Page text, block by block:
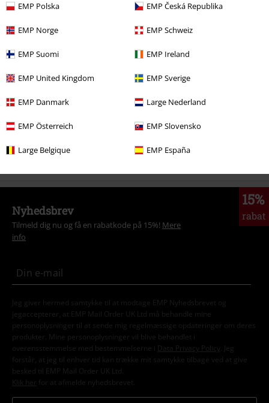
EMP Polska EMP Česká Republika
EMP Norge EMP Schweiz
EMP Suomi EMP Ireland
EMP United Kingdom EMP Sverige
EMP Danmark Large Nederland
EMP Österreich EMP Slovensko
Large Belgique EMP España
More categories. More options.
Herre Exclusive
Herre Tøj Jumpere & Cardigans Hættetrøjer
Herre Tøj Jumpere & Cardigans Pullovers & striktrøjer
Tema Horror
Tøj & accessories Sweatere med hætte
15%
rabat
Nyhedsbrev
Tilmeld dig nu og få en rabatkode på 15%! Mere
info
Jeg giver hermed samtykke til at modtage EMP Nyhedsbrevet og
jegaccepterer, at EMP Mail Order UK Ltd må behandle mine
personoplysninger til at sende mig regelmæssige opdateringer om deres
produkter. Mine personoplysninger vil blive behandlet i
overensstemmelse med bestemmelserne i
Data Privacy Policy
. Jeg
forstår, at jeg til enhver tid kan trække mit samtykke tilbage ved at give
besked til EMP Mail Order UK Ltd.
Klik her
for at afmelde nyhedsbrevet.